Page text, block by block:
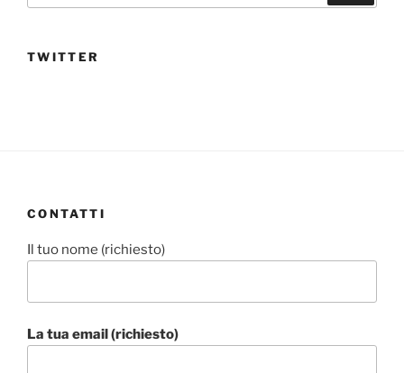
TWITTER
CONTATTI
Il tuo nome (richiesto)
La tua email (richiesto)